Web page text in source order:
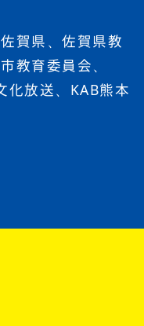
賀県、佐賀県教
教育委員会、
化放送、KAB熊本